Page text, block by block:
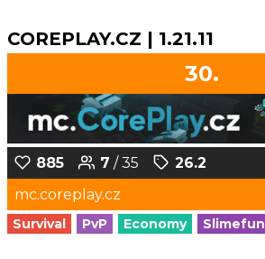
COREPLAY.CZ | 1.21.11
30.
885 7 / 35
26.2
mc.coreplay.cz
Survival PvP Economy Slimefun